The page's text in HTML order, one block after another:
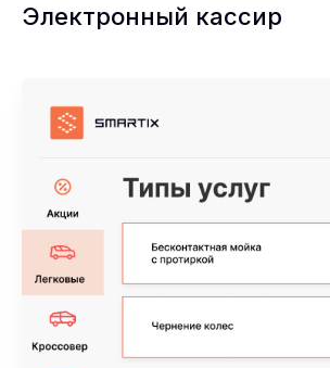
Электронный кассир